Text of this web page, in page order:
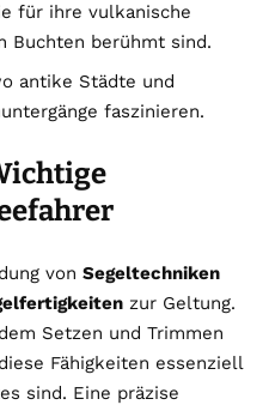
für ihre vulkanische
Buchten berühmt sind.
antike Städte und
faszinieren.
von Segeltechniken
zur Geltung.
Setzen und Trimmen
Fähigkeiten essenziell
sind. Eine präzise